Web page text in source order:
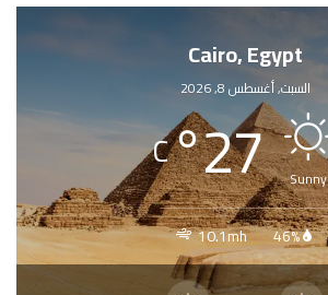
Cairo, Egypt
السبت, أغسطس 8, 2026
Sunny
27
°
C
46%
10.1mh